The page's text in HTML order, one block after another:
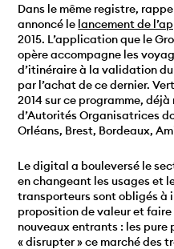
Dans le même registre,
annoncé le lancement de
2015. L’application que le
opère accompagne les
d’itinéraire à la validation
par l’achat de ce dernier.
2014 sur ce programme,
d’Autorités Organisatrices
Orléans, Brest, Bordeaux,
Le digital a bouleversé le
en changeant les usages et
transporteurs sont obligés à
proposition de valeur et
nouveaux entrants : les
« disrupter » ce marché des